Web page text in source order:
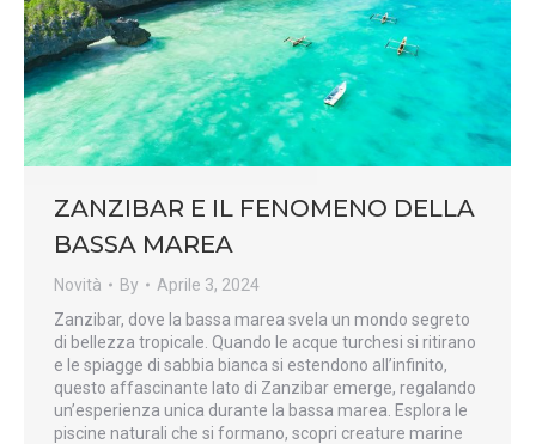
ZANZIBAR E IL FENOMENO DELLA
BASSA MAREA
Novità By
Aprile 3, 2024
Zanzibar, dove la bassa marea svela un mondo segreto
di bellezza tropicale. Quando le acque turchesi si ritirano
e le spiagge di sabbia bianca si estendono all’infinito,
questo affascinante lato di Zanzibar emerge, regalando
un’esperienza unica durante la bassa marea. Esplora le
piscine naturali che si formano, scopri creature marine